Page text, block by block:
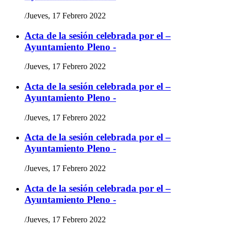
/Jueves, 17 Febrero 2022
Acta de la sesión celebrada por el –
Ayuntamiento Pleno -
/Jueves, 17 Febrero 2022
Acta de la sesión celebrada por el –
Ayuntamiento Pleno -
/Jueves, 17 Febrero 2022
Acta de la sesión celebrada por el –
Ayuntamiento Pleno -
/Jueves, 17 Febrero 2022
Acta de la sesión celebrada por el –
Ayuntamiento Pleno -
/Jueves, 17 Febrero 2022